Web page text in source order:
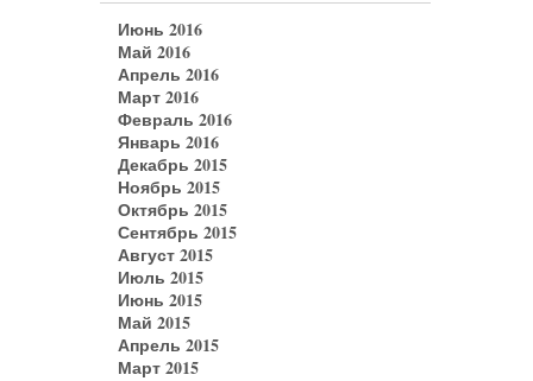
Июнь 2016
Май 2016
Апрель 2016
Март 2016
Февраль 2016
Январь 2016
Декабрь 2015
Ноябрь 2015
Октябрь 2015
Сентябрь 2015
Август 2015
Июль 2015
Июнь 2015
Май 2015
Апрель 2015
Март 2015